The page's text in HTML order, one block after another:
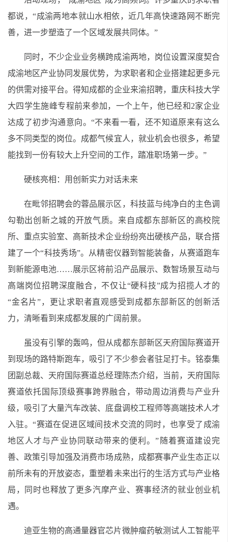
都说，“成渝两地本就山水相依，近几年高快速路网不断完
善，进一步塑造了一个区域发展共同体。”
同时，不少企业业务横跨成渝两地，岗位设置深度契合
成渝地区产业协同发展优势，为求职者和企业搭建起更多元
的供需对接平台。得知成都的企业来渝招聘，重庆科技大学
大四学生施峰专程前来参加，一个上午，他已经和2家企业
达成了初步沟通意向。“不来看一看，还不知道原来有这么
多不同类型的岗位。成都气候宜人，就业机会也很多，希望
能找到一份有较大上升空间的工作，踏准职场第一步。”
硬核亮相：用创新实力对话未来
在毗邻招聘会的蓉品展示区，科技蓝与纯净白的主色调
勾勒出创新之城的开放气质。来自成都东部新区的高校院
所、重点实验室、高新技术企业纷纷亮出硬核产品，联合搭
建了一个“科技秀场”。从精密仪器到智能装备，从赛道跑车
到新能源电池……展示区将前沿产品展示、数智场景互动与
高端岗位招聘深度融合，不仅让“硬科技”成为招揽人才的
“金名片”，更让求职者直观感受到成都东部新区的创新活
力，清晰看到来成都发展的广阔前景。
虽没有引擎的轰鸣，但从成都东部新区天府国际赛道开
到现场的路特斯跑车，吸引了不少参会者驻足打卡。铭泰集
团副总裁、天府国际赛道总经理陈杰介绍，当前，天府国际
赛道依托国际顶级赛事跨界融合，带动周边消费与产业升
级，吸引了大量汽车改装、底盘调校工程师等高端技术人才
入驻。“赛道在促进区域间技术交流的同时，也享受了成渝
地区人才与产业协同联动带来的便利。”随着赛道建设完
善、政策引导加强及消费市场成熟，成都赛事产业生态正以
前所未有的开放姿态，重塑着未来出行的生活方式与产业格
局，同时也释放了更多汽摩产业、赛事经济的就业创业机
遇。
迪亚生物的高通量器官芯片微肿瘤药敏测试人工智能平